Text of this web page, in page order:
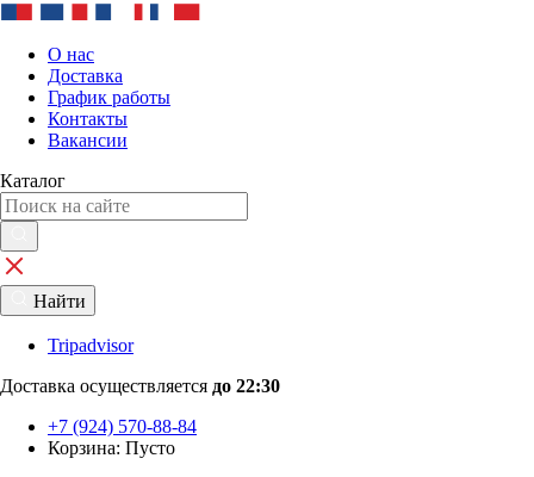
О нас
Доставка
График работы
Контакты
Вакансии
Каталог
Найти
Tripadvisor
Доставка осуществляется до 22:30
+7 (924) 570-88-84
Корзина: Пусто